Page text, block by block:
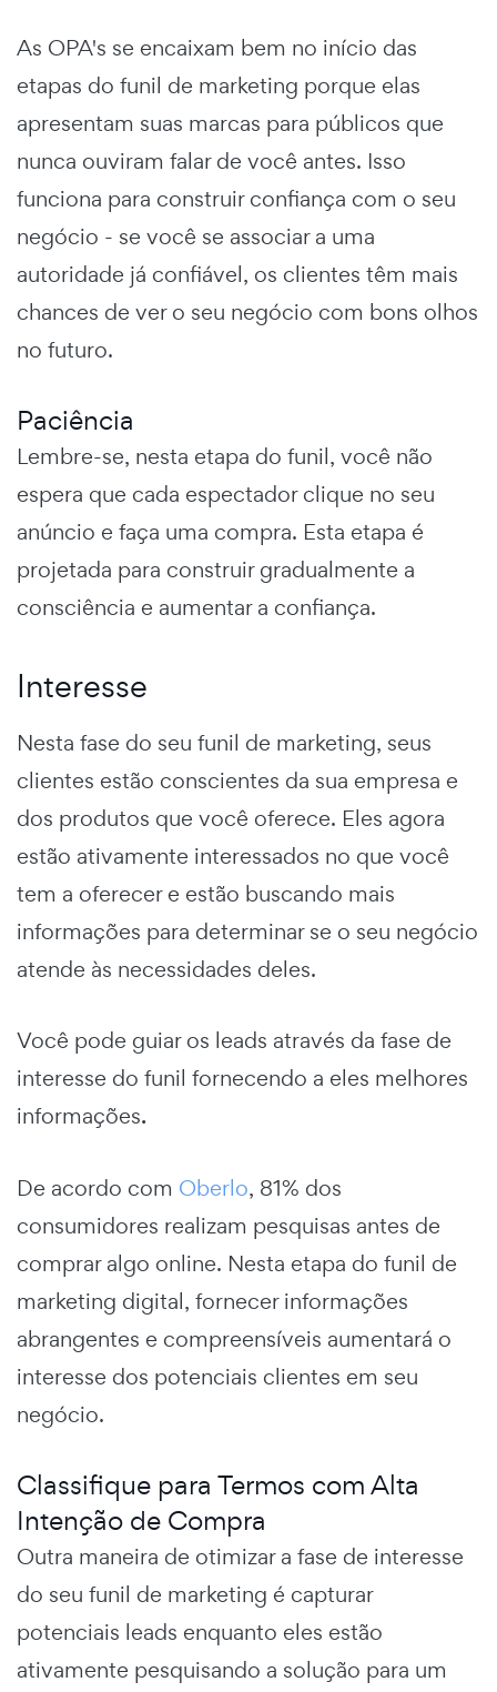
As OPA's se encaixam bem no início das
etapas do funil de marketing porque elas
apresentam suas marcas para públicos que
nunca ouviram falar de você antes. Isso
funciona para construir confiança com o seu
negócio - se você se associar a uma
autoridade já confiável, os clientes têm mais
chances de ver o seu negócio com bons olhos
no futuro.
Paciência
Lembre-se, nesta etapa do funil, você não
espera que cada espectador clique no seu
anúncio e faça uma compra. Esta etapa é
projetada para construir gradualmente a
consciência e aumentar a confiança.
Interesse
Nesta fase do seu funil de marketing, seus
clientes estão conscientes da sua empresa e
dos produtos que você oferece. Eles agora
estão ativamente interessados no que você
tem a oferecer e estão buscando mais
informações para determinar se o seu negócio
atende às necessidades deles.
Você pode guiar os leads através da fase de
interesse do funil fornecendo a eles melhores
informações.
De acordo com Oberlo, 81% dos
consumidores realizam pesquisas antes de
comprar algo online. Nesta etapa do funil de
marketing digital, fornecer informações
abrangentes e compreensíveis aumentará o
interesse dos potenciais clientes em seu
negócio.
Classifique para Termos com Alta
Intenção de Compra
Outra maneira de otimizar a fase de interesse
do seu funil de marketing é capturar
potenciais leads enquanto eles estão
ativamente pesquisando a solução para um